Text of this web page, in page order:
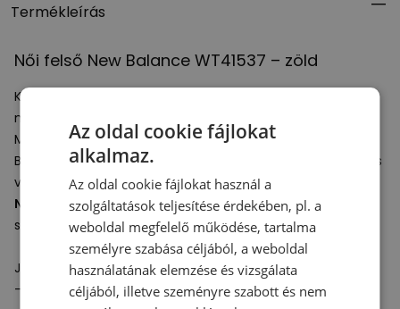
Termékleírás
Női felső New Balance WT41537 – zöld
Klasszikus
mindennapokban.
Magas minőségű hurkolt pamutból készül.
Bő, laza szabásával nem korlátoz a mozgásban, kényelmes
viselet, és maximális komfortérzetet nyújt.
Női kapucnis felsőtökéletes kiegészítője klasszikus és
sportos nadrágnak, akárcsak sportosleggingsznek
Jellemzők:
- Bő, laza szabás
Az oldal cookie fájlokat
alkalmaz.
Az oldal cookie fájlokat használ a
szolgáltatások teljesítése érdekében, pl. a
weboldal megfelelő működése, tartalma
személyre szabása céljából, a weboldal
használatának elemzése és vizsgálata
céljából, illetve szeményre szabott és nem